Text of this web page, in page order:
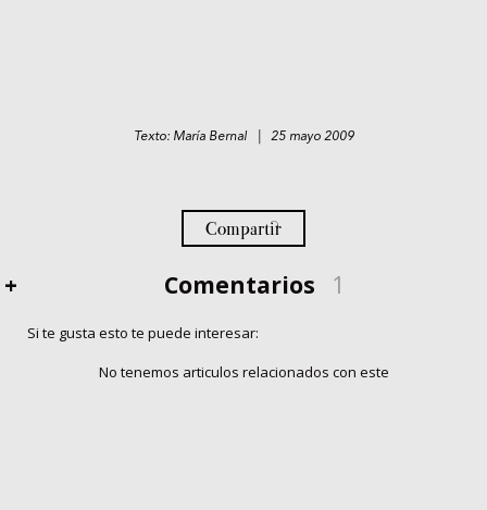
Texto: María Bernal | 25 mayo 2009
Compartir
+ Comentarios 1
Si te gusta esto te puede interesar:
No tenemos articulos relacionados con este